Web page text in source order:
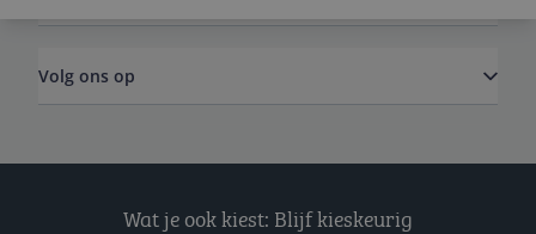
Volg ons op
Wat je ook kiest: Blijf kieskeurig